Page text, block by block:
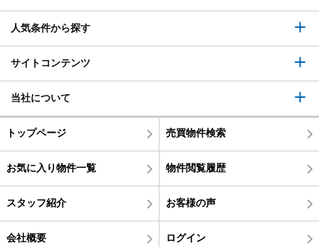
人気条件から探す
サイトコンテンツ
当社について
トップページ 売買物件検索
お気に入り物件一覧 物件閲覧履歴
スタッフ紹介 お客様の声
会社概要 ログイン